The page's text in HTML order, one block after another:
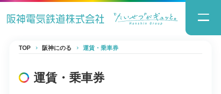
TOP 阪神にのる 運賃・乗車券
運賃・乗車券